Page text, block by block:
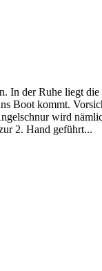
In der Ruhe liegt
Boot kommt.
wird
2. Hand geführt...